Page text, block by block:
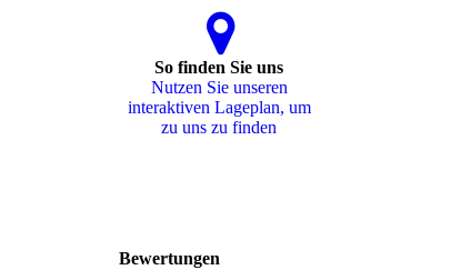
So finden Sie uns
Nutzen Sie unseren
interaktiven La­ge­plan, um
zu uns zu finden
Bewertungen